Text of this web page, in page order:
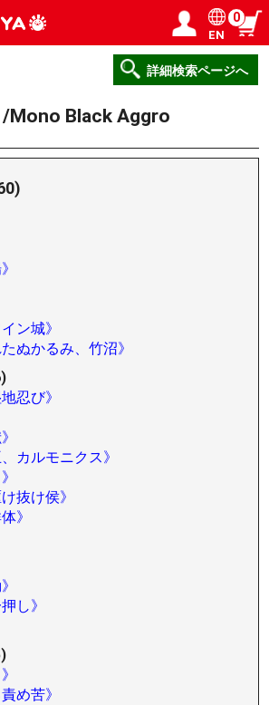
ログイン／会員登録
EN
0
詳細検索ページへ
Mono Black Aggro
ン城》
ぬかるみ、竹沼》
忍び》
カルモニクス》
抜け侯》
》
し》
め苦》